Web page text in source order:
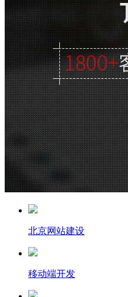
北京网站建设
移动端开发